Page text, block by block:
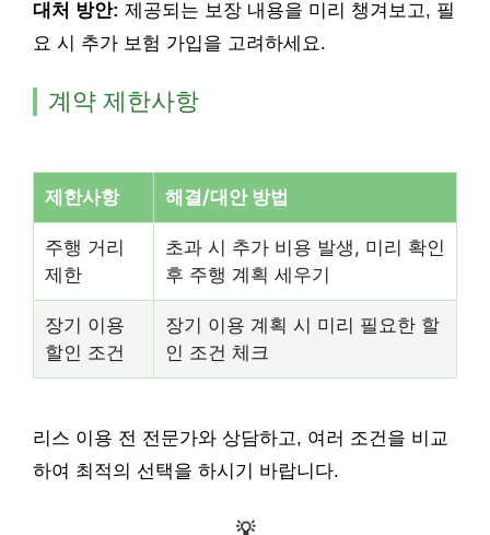
대처 방안: 제공되는 보장 내용을 미리 챙겨보고, 필
요 시 추가 보험 가입을 고려하세요.
계약 제한사항
제한사항 해결/대안 방법
주행 거리
제한
초과 시 추가 비용 발생, 미리 확인
후 주행 계획 세우기
장기 이용
할인 조건
장기 이용 계획 시 미리 필요한 할
인 조건 체크
리스 이용 전 전문가와 상담하고, 여러 조건을 비교
하여 최적의 선택을 하시기 바랍니다.
💡